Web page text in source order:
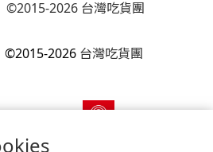
©2015-2026 台灣吃貨團
©2015-2026台灣吃貨團